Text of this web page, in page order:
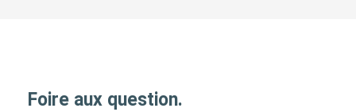
Foire aux question.